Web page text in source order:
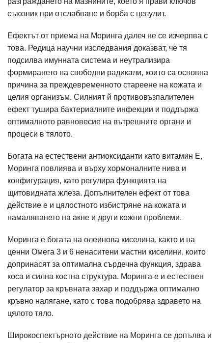
съюзник при отслабване и борба с целулит.
Ефектът от приема на Моринга далеч не се изчерпва с
това. Редица научни изследвания доказват, че тя
подсилва имунната система и неутрализира
формирането на свободни радикали, които са основна
причина за преждевременното стареене на кожата и
целия организъм. Силният й противовъзпалителен
ефект тушира бактериалните инфекции и поддържа
оптималното равновесие на вътрешните органи и
процеси в тялото.
Богата на естествени антиоксиданти като витамин Е,
Моринга повлиява и върху хормоналните нива и
конфигурация, като регулира функцията на
щитовидната жлеза. Допълнителен ефект от това
действие е и цялостното избистряне на кожата и
намаляването на акне и други кожни проблеми.
Моринга е богата на олеинова киселина, както и на
ценни Омега 3 и 6 ненаситени мастни киселини, които
допринасят за оптимална сърдечна функция, здрава
коса и силна костна структура. Моринга е и естествен
регулатор за кръвната захар и поддържа оптимално
кръвно налягане, като с това подобрява здравето на
цялото тяло.
Широкоспектърното действие на Моринга се допълва и